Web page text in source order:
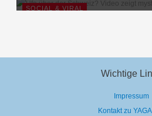
SOCIAL & VIRAL
Wichtige
Impressum
Kontakt zu